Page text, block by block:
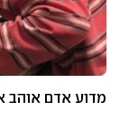
מדוע אדם אוהב